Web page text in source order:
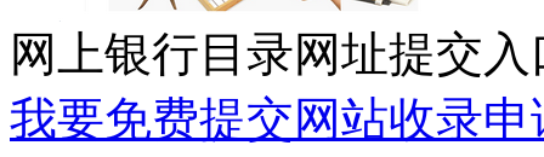
网上银行目录网址提交入
我要免费提交网站收录申